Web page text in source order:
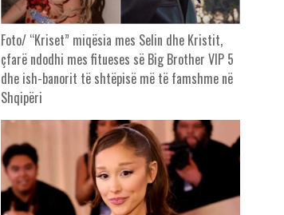
Foto/ “Kriset” miqësia mes Selin dhe Kristit,
çfarë ndodhi mes fitueses së Big Brother VIP 5
dhe ish-banorit të shtëpisë më të famshme në
Shqipëri